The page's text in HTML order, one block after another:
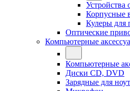
Устройства
Корпусные
Кулеры для
Оптические
Компьютерные
Компьютерные
Диски CD, DVD
Зарядные для